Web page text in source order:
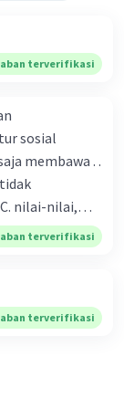
(LSM).
🙂.
terverifikasi
sosial
membawa . .
nilai-nilai,
sesuai
terverifikasi
terverifikasi